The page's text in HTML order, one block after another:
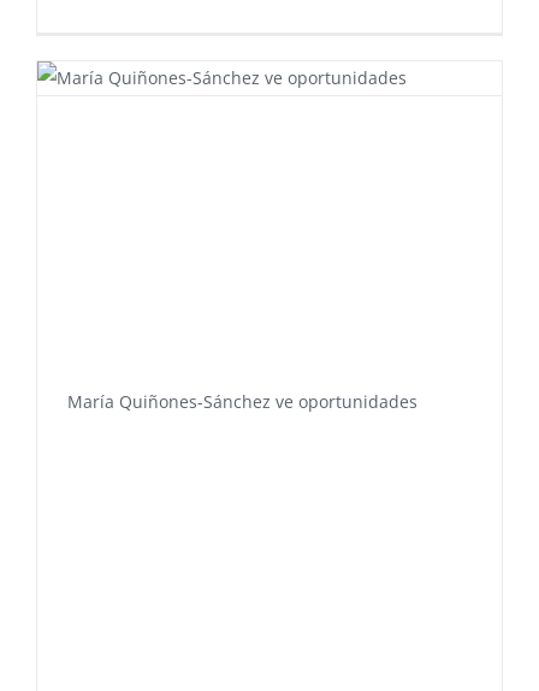
María Quiñones-Sánchez ve oportunidades